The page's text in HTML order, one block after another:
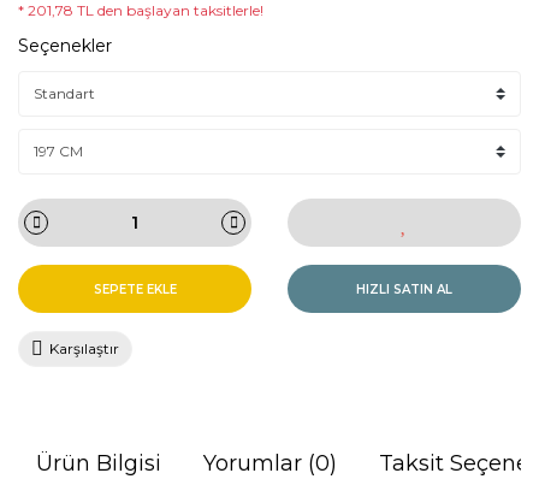
* 201,78 TL den başlayan taksitlerle!
Seçenekler
SEPETE EKLE HIZLI SATIN AL
Karşılaştır
Ürün Bilgisi Yorumlar (0) Taksit